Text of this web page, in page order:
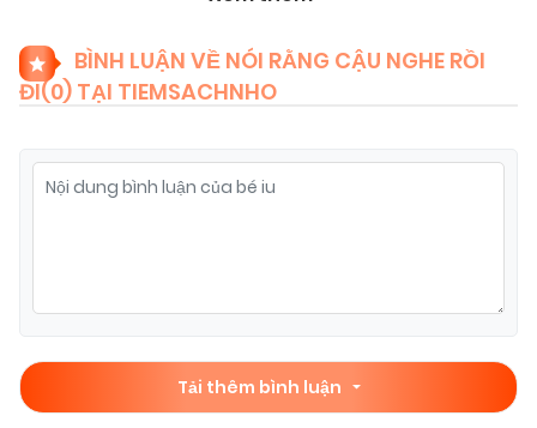
Chapter 6 (VIP) 07/11/2025
Chapter 5(VIP) 07/11/2025
Chapter 3(VIP)
BÌNH LUẬN VỀ NÓI RẰNG CẬU NGHE RỒI
ĐI(0) TẠI TIEMSACHNHO
Tải thêm bình luận